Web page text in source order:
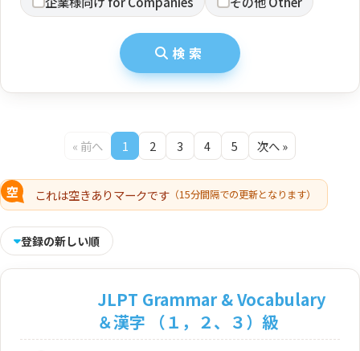
検索
« 前へ 1 2 3 4 5 次へ »
これは空きありマークです（15分間隔での更新となります）
登録の新しい順
JLPT Grammar & Vocabulary
＆漢字 （１，２、３）級